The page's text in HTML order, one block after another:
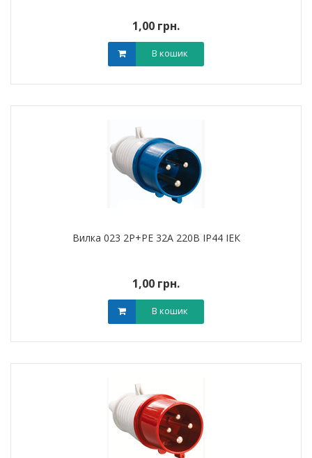
1,00 грн.
В кошик
Вилка 023 2Р+РЕ 32A 220В IP44 ІЕК
1,00 грн.
В кошик